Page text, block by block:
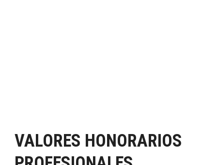
VALORES HONORARIOS